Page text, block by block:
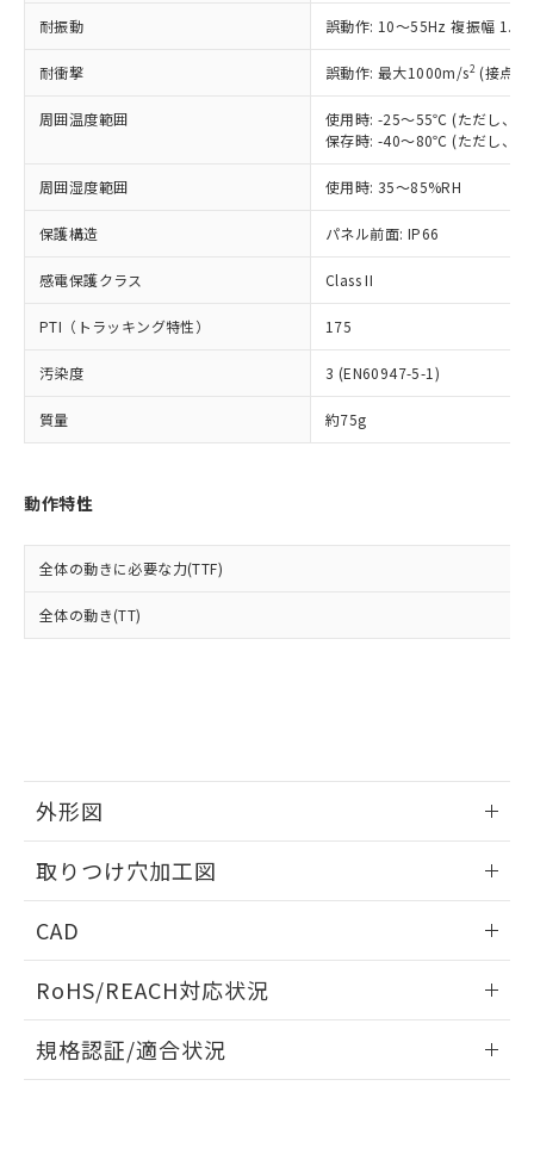
耐振動 誤動作: 10～55Hz 複振幅
耐衝撃 誤動作: 最大1000m/s2 (接点
周囲温度範囲
使用時: -25～55℃ (ただし、氷
保存時: -40～80℃ (ただし、氷
周囲湿度範囲 使用時: 35～85%RH
保護構造 パネル前面: IP66
感電保護クラス Class II
PTI（トラッキング特性） 175
汚染度 3 (EN60947-5-1)
質量 約75g
動作特性
全体の動きに必要な力(TTF)
全体の動き(TT)
外形図
取りつけ穴加工図
CAD
ドすることができます。
ログイン/会員登録
RoHS/REACH対応状況
EU RoHS 注意事項・凡例
規格認証/適合状況
記載している更新日時点での社内デー
タに基づき作成されるものであり、閲
覧された時点での実際の在庫および標
準価格とは異なる場合があることをご
正式な納期状況および標準価格はお客
様のお取引先、またはお客様担当のオ
ムロン制御機器販売店・当社販売員に
オムロン制御機器販売店や当社販売拠
販売ネットワーク
」をご確認
ください。
在庫状況および標準価格結果を当社の
事前の承諾なく第三者に漏洩または開
示しないようお願いします。
マイパーツ機能（部品リスト作成サー
ビス）をご利用いただくには、I-Web
メンバーズにご登録されている必要が
および当社の共同利用者が、当社の製
品・サービスに関するお客様との取
をご了承ください。
※当社の共同利用者とは、"個人情報
鉛(Pb) 1000ppm以下、 水銀(Hg) 1000ppm以下、 カド
六価クロム(Cr(Ⅵ)) 1000ppm以下、ポリ臭化ビフェニル
類(PBB) 1000ppm以下、ポリ臭化ジフェニルエーテル類
(PBDE) 1000ppm以下、フタル酸ビス(2-エチルヘキシ
ル) (DEHP)(別名：DOP) 1000ppm以下、フタル酸ブチ
ルベンジル（BBP） 1000ppm以下、フタル酸ジブチル
（DBP） 1000ppm以下、フタル酸ジイソブチル
(DIBP) 1000ppm以下
但し、RoHS指令で産業用監視および制御機器に対する
適用除外項目は除く。
フタル酸エステル類の４物質については閾値を超える意
図的な使用がないことを確認しています。
※2 対応予定月
部品在庫の切り替え状況などにより、予定
月が前後することがあります。
下記の非含有証明書をダウンロードするこ
とができます。
EU RoHS指令（10物質）の非含有証明書
物質の対応では、対応完了までの期間は出
荷製品に未対応品が混在することから備考
既に当社にて対応品への在庫切替を完了
していることから、特段のことがない限
り、2022年1月12日より割愛しておりま
*中国RoHS10物質の基準値 (GB/T26572)：
Pb(鉛) :1000ppm、 Hg(水銀) : 1000ppm、 Cd(カドミウ
Cr(Ⅵ)(六価クロム) : 1000ppm、 PBBs(ポリ臭化ビフェ
ニル類) : 1000ppm、 PBDEs(ポリ臭化ジフェニルエーテ
ル) : 1000ppm、
DEHP(フタル酸ビス(2-エチルヘキシル)) : 1000ppm
※2 環境保護使用期限
「ｅ」：有害物質（10物質）のすべてが基
準値以下であることを示します。
「10」：通常の使用状況下において有害物
質が外部に漏えいし、環境に深刻な影響を
及ぼさない年数を意味します。
（以下｢規制貨物等」という）を輸出
または国外への提供する場合は、日本
国政府の輸出許可(または役務取引許
可)を取得するなどの必要な手続きを
当社は規制貨物を破棄する場合は、完
全に破砕するなど、違法に輸出されな
いよう必要な手段を講じます。
当社は貴社製品を、核兵器、ミサイ
ル、化学兵器、生物兵器またはその他
武器並びにこれらの製造装置等に一切
使用いたしません。
当社は、貴社製品を第三者に販売する
場合は、上記1、2および3の内容を当
該第三者に通知します。また当社は、
販売先および販売に係わる関係者が違
法に輸出するおそれがある場合は、取
り引きをいたしません。
○ 一定数以上の在庫あり
△ 一定数には満たないが在庫あり
在庫なし(最新の在庫状況につ
いては、お客様のお取引先、ま
たはお客様担当のオムロン制御
機器販売店・当社販売員にご確
認ください)
受注生産機種、また在庫状況の
情報を公開していない機種